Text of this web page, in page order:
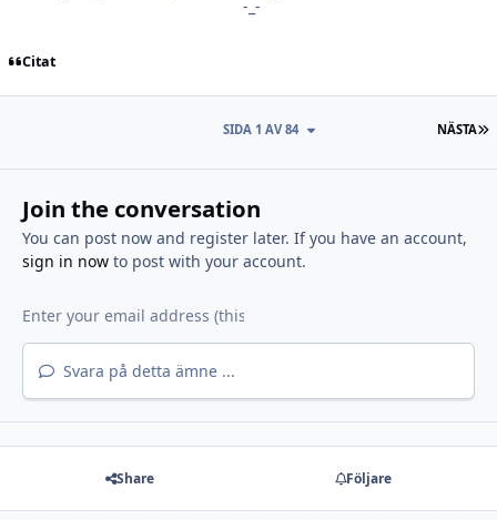
Citat
NÄSTA
SIDA 1 AV 84
Join the conversation
You can post now and register later. If you have an account,
sign in nowto post with your account.
Svara på detta ämne ...
Share Följare